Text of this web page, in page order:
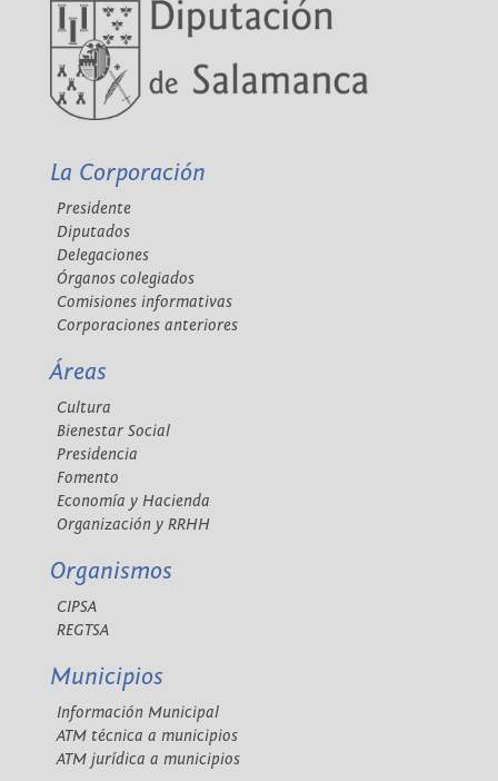
La Corporación
Presidente
Diputados
Delegaciones
Órganos colegiados
Comisiones informativas
Corporaciones anteriores
Áreas
Cultura
Bienestar Social
Presidencia
Fomento
Economía y Hacienda
Organización y RRHH
Organismos
CIPSA
REGTSA
Municipios
Información Municipal
ATM técnica a municipios
ATM jurídica a municipios